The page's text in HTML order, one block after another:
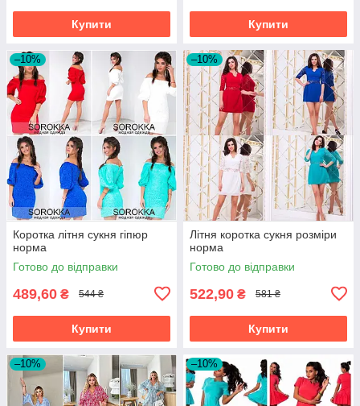
Купити Купити
–10%
Коротка літня сукня гіпюр
норма
Готово до відправки
489,60 ₴ 544 ₴
Купити
–10%
Літня коротка сукня розміри
норма
Готово до відправки
522,90 ₴ 581 ₴
Купити
–10% –10%